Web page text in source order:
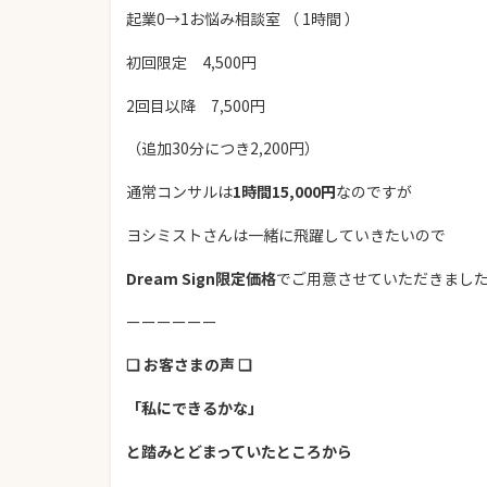
起業0→1お悩み相談室 （ 1時間 ）
初回限定 4,500円
2回目以降 7,500円
（追加30分につき2,200円）
通常コンサルは1時間15,000円なのですが
ヨシミストさんは一緒に飛躍していきたいので
Dream Sign限定価格でご用意させていただきまし
ーーーーーー
❏ お客さまの声 ❏
「私にできるかな」
と踏みとどまっていたところから